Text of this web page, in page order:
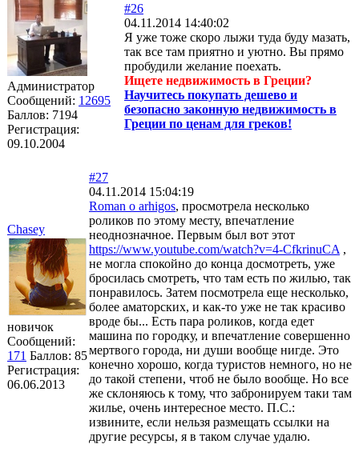
Администратор
Сообщений: 12695
Баллов: 7194
Регистрация:
09.10.2004
#26
04.11.2014 14:40:02
Я уже тоже скоро лыжи туда буду мазать,
так все там приятно и уютно. Вы прямо
пробудили желание поехать.
Ищете недвижимость в Греции?
Научитесь покупать дешево и
безопасно законную недвижимость в
Греции по ценам для греков!
Chasey
новичок
Сообщений:
171 Баллов: 85
Регистрация:
06.06.2013
#27
04.11.2014 15:04:19
Roman o arhigos, просмотрела несколько
роликов по этому месту, впечатление
неоднозначное. Первым был вот этот
https://www.youtube.com/watch?v=4-CfkrinuCA ,
не могла спокойно до конца досмотреть, уже
бросилась смотреть, что там есть по жилью, так
понравилось. Затем посмотрела еще несколько,
более аматорских, и как-то уже не так красиво
вроде бы... Есть пара роликов, когда едет
машина по городку, и впечатление совершенно
мертвого города, ни души вообще нигде. Это
конечно хорошо, когда туристов немного, но не
до такой степени, чтоб не было вообще. Но все
же склоняюсь к тому, что забронируем таки там
жилье, очень интересное место. П.С.:
извините, если нельзя размещать ссылки на
другие ресурсы, я в таком случае удалю.